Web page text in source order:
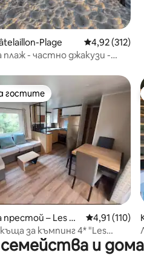
Plage Средна
4,92 (312)
- частно джакузи -
5, 57 отзива
гостите
гостите
– Les M
Средна
4,91 (110)
за къмпинг 4* "Les
la Palmyre
и